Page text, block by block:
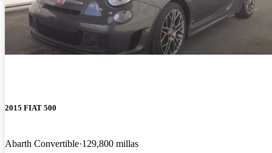
2015 FIAT 500
Abarth Convertible 129,800 millas